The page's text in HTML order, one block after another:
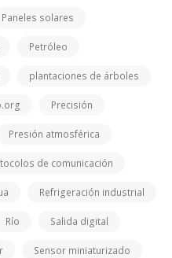
Paneles solares
Petróleo
plantaciones de árboles
Precisión
Presión atmosférica
de comunicación
Refrigeración industrial
Río Salida digital
Sensor miniaturizado